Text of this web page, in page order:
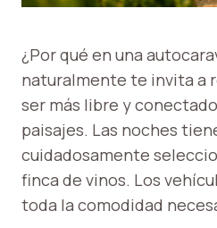
¿Por qué en una
naturalmente te invita a
ser más libre y
paisajes. Las noches
cuidadosamente
finca de vinos. Los
toda la comodidad